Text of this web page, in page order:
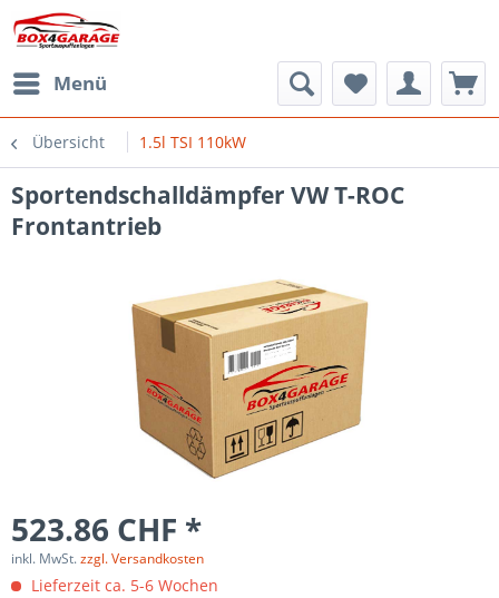
Menü
Übersicht 1.5l TSI 110kW
Sportendschalldämpfer VW T-ROC
Frontantrieb
523.86 CHF *
inkl. MwSt.zzgl. Versandkosten
Lieferzeit ca. 5-6 Wochen